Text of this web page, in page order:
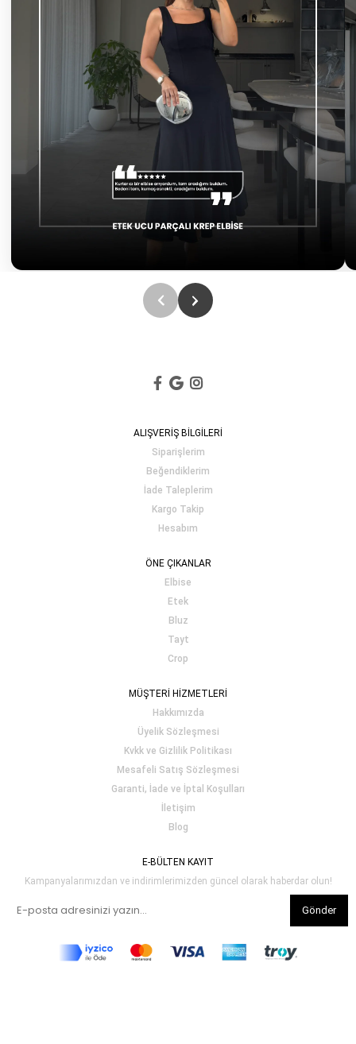
ALIŞVERİŞ BİLGİLERİ
Siparişlerim
Beğendiklerim
İade Taleplerim
Kargo Takip
Hesabım
ÖNE ÇIKANLAR
Elbise
Etek
Bluz
Tayt
Crop
MÜŞTERİ HİZMETLERİ
Hakkımızda
Üyelik Sözleşmesi
Kvkk ve Gizlilik Politikası
Mesafeli Satış Sözleşmesi
Garanti, İade ve İptal Koşulları
İletişim
Blog
E-BÜLTEN KAYIT
Kampanyalarımızdan ve indirimlerimizden güncel olarak haberdar olun!
Gönder